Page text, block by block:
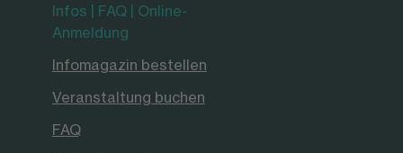
Infos | FAQ | Online-
Anmeldung
Infomagazin bestellen
Veranstaltung buchen
FAQ